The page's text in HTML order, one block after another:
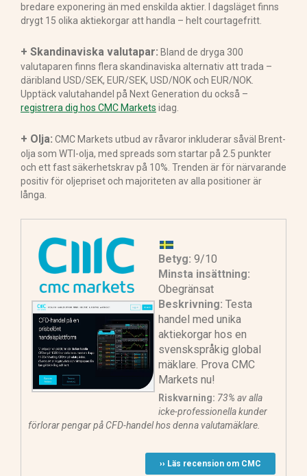
bredare exponering än med enskilda aktier. I dagsläget finns
drygt 15 olika aktiekorgar att handla – helt courtagefritt.
+ Skandinaviska valutapar: Bland de dryga 300
valutaparen finns flera skandinaviska alternativ att trada –
däribland USD/SEK, EUR/SEK, USD/NOK och EUR/NOK.
Upptäck valutahandel på Next Generation du också –
registrera dig hos CMC Markets idag.
+ Olja: CMC Markets utbud av råvaror inkluderar såväl Brent-
olja som WTI-olja, med spreads som startar på 2.5 punkter
och ett fast säkerhetskrav på 10%. Trenden är för närvarande
positiv för oljepriset och majoriteten av alla positioner är
långa.
Betyg: 9/10
Minsta insättning:
Obegränsat
Beskrivning: Testa
handel med unika
aktiekorgar hos en
svenskspråkig global
mäklare. Prova CMC
Markets nu!
Riskvarning: 73% av alla
icke-professionella kunder
förlorar pengar på CFD-handel hos denna valutamäklare.
›› Läs recension om CMC